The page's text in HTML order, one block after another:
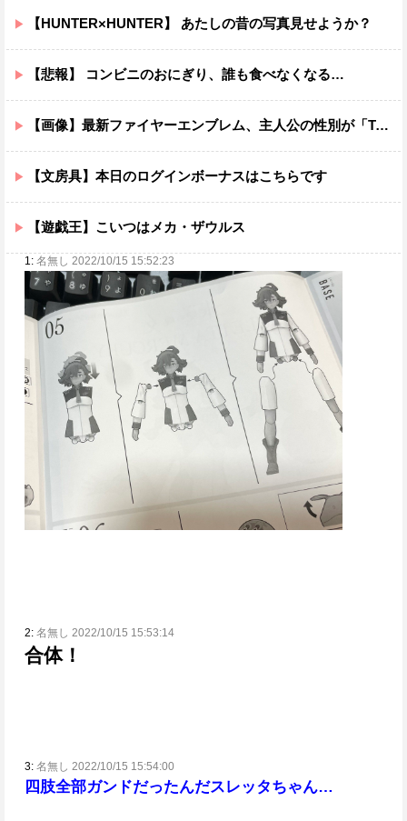
【HUNTER×HUNTER】 あたしの昔の写真見せようか？
【悲報】 コンビニのおにぎり、誰も食べなくなる…
【画像】最新ファイヤーエンブレム、主人公の性別が「Type-A」と「Type-B」になってしまう
【文房具】本日のログインボーナスはこちらです
【遊戯王】こいつはメカ・ザウルス
1: 名無し 2022/10/15 15:52:23
2: 名無し 2022/10/15 15:53:14
合体！
3: 名無し 2022/10/15 15:54:00
四肢全部ガンドだったんだスレッタちゃん…